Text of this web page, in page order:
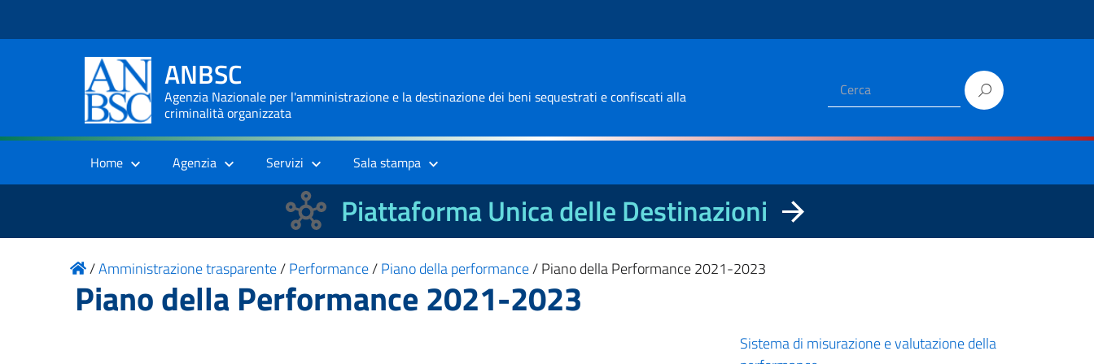
ANBSC
Agenzia Nazionale per l'amministrazione e la destinazione dei beni sequestrati e confiscati alla
criminalità organizzata
Home Agenzia Servizi Sala stampa
Piattaforma Unica delle Destinazioni
/Amministrazione trasparente/Performance/Piano della performance/Piano della Performance 2021-2023
Piano della Performance 2021-2023
Sistema di misurazione e valutazione della